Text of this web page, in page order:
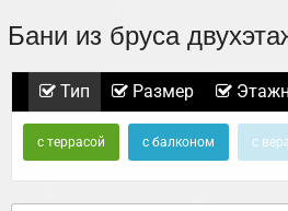
Бани из бруса
Тип Размер
с террасой с балконом с